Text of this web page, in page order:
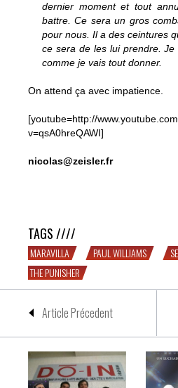
dernier moment et tout
battre. Ce sera un gros
pour nous. Il a des ceintures
ce sera de les lui prendre. Je
comme je vais tout donner.
On attend ça avec impatience.
[youtube=http://
v=qsA0hreQAWI]
nicolas@zeisler.fr
TAGS ////
MARAVILLA PAUL WILLIAMS
THE PUNISHER
Article Précedent